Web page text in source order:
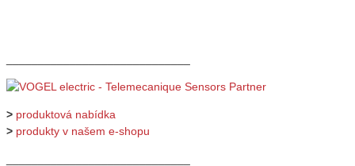
> produktová nabídka
> produkty v našem e-shopu